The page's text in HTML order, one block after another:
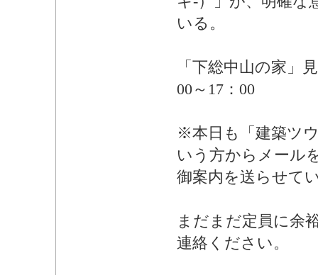
いる。
「下総中山の家」
00～17：00
※本日も「建築ツ
いう方からメール
御案内を送らせて
まだまだ定員に余
連絡ください。